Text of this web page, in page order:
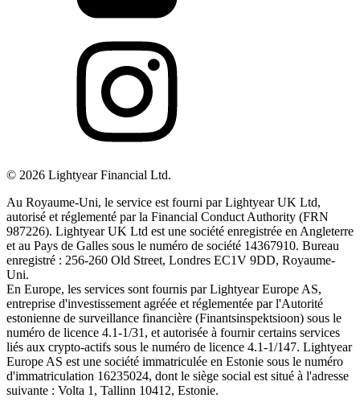
© 2026 Lightyear Financial Ltd.
Au Royaume-Uni, le service est fourni par Lightyear UK Ltd,
autorisé et réglementé par la Financial Conduct Authority (FRN
987226). Lightyear UK Ltd est une société enregistrée en Angleterre
et au Pays de Galles sous le numéro de société 14367910. Bureau
enregistré : 256-260 Old Street, Londres EC1V 9DD, Royaume-
Uni.
En Europe, les services sont fournis par Lightyear Europe AS,
entreprise d'investissement agréée et réglementée par l'Autorité
estonienne de surveillance financière (Finantsinspektsioon) sous le
numéro de licence 4.1-1/31, et autorisée à fournir certains services
liés aux crypto-actifs sous le numéro de licence 4.1-1/147. Lightyear
Europe AS est une société immatriculée en Estonie sous le numéro
d'immatriculation 16235024, dont le siège social est situé à l'adresse
suivante : Volta 1, Tallinn 10412, Estonie.